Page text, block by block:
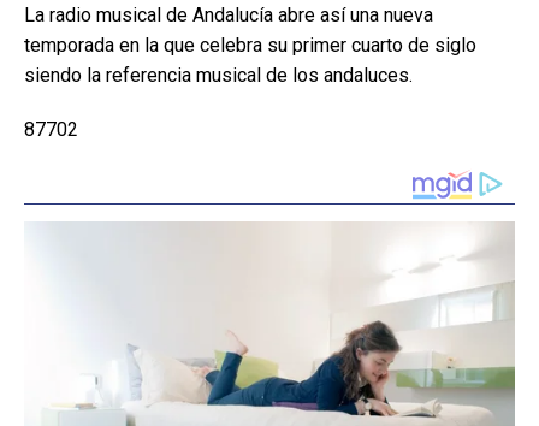
La radio musical de Andalucía abre así una nueva
temporada en la que celebra su primer cuarto de siglo
siendo la referencia musical de los andaluces.
87702